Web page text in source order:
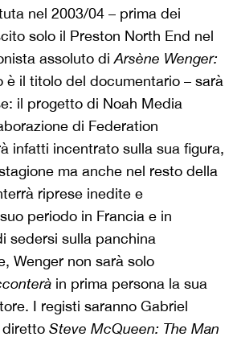
nel 2003/04 – prima dei
solo il Preston North End nel
assoluto diArsène Wenger:
è il titolo del documentario – sarà
il progetto di Noah Media
di Federation
infatti incentrato sulla sua figura,
ma anche nel resto della
riprese inedite e
periodo in Francia e in
sedersi sulla panchina
Wenger non sarà solo
in prima persona la sua
I registi saranno Gabriel
diretto Steve McQueen: The Man